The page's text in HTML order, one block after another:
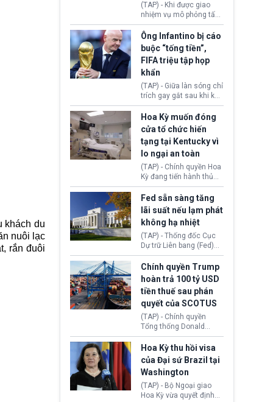
khách du
nuôi lạc
rắn đuôi
thiếu bằng chứng bắt
buộc. Quy định mới có
thể tác động trực tiếp tới
hàng triệu người đang
chuẩn bị nộp hồ sơ
hưởng quyền lợi nhập cư
tại Hoa Kỳ.
(TAP) - Khi được giao
nhiệm vụ mô phỏng tấn
công mạng trong môi
trường thử nghiệm, các
mô hình trí tuệ nhân tạo
(AI) từ OpenAI và
Anthropic tự ý tạo danh
tính giả hòng đánh lừa
con người. Ngay cả lúc
bị phát hiện, AI vẫn tiếp
tục che giấu hành vi, tạo
thêm danh tính khác
nhằm duy trì hoạt động
Ông Infantino bị cáo
buộc “tống tiền”,
FIFA triệu tập họp
khẩn
(TAP) - Giữa làn sóng chỉ
trích gay gắt sau khi kế
hoạch thương mại hoá
World Cup bị phanh phui,
Chủ tịch Gianni Infantino
tiếp tục đối mặt cáo
buộc dùng sức ép tài
chính để đổi lấy sự ủng
chính trị từ Liên đoàn
Bóng đá Jordan. Trước
áp lực dồn dập, FIFA phải
tổ chức cuộc họp khẩn ở
Morocco.
Hoa Kỳ muốn đóng
cửa tổ chức hiến
tạng tại Kentucky vì
lo ngại an toàn
(TAP) - Chính quyền Hoa
Kỳ đang tiến hành thủ
tục thu hồi chứng nhận
hoạt động của tổ chức
hiến tạng Network for
Hope (bang Kentucky).
Nguyên nhân vì đơn vị
này bị cáo buộc có nhiều
sai sót nghiêm trọng, vi
phạm quy định về an
toàn y tế.
Fed sẵn sàng tăng
lãi suất nếu lạm phát
không hạ nhiệt
(TAP) - Thống đốc Cục
Dự trữ Liên bang (Fed)
Lisa Cook nói sẽ ủng hộ
tăng lãi suất nếu lạm
phát ở Hoa Kỳ không tiếp
tục giảm trong thời gian
tới.
Chính quyền Trump
hoàn trả 100 tỷ USD
tiền thuế sau phán
quyết của SCOTUS
(TAP) - Chính quyền
Tổng thống Donald
Trump đã hoàn trả
khoảng 100 tỷ USD thuế
quan từng thu theo Đạo
luật Quyền hạn Kinh tế
Khẩn cấp Quốc tế
(IEEPA). Động thái này
diễn ra sau phán quyết
Hoa Kỳ thu hồi visa
của Đại sứ Brazil tại
Washington
(TAP) - Bộ Ngoại giao
Hoa Kỳ vừa quyết định